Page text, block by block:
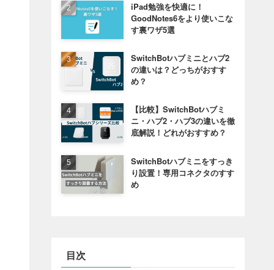
iPad勉強を快適に！
GoodNotes6をより使いこな
す裏ワザ5選
SwitchBotハブミニとハブ2
の違いは？どっちがおすす
め？
【比較】SwitchBotハブミ
ニ・ハブ2・ハブ3の違いを徹
底解説！どれがおすすめ？
SwitchBotハブミニをすっき
り設置！専用コネクタのすす
め
目次